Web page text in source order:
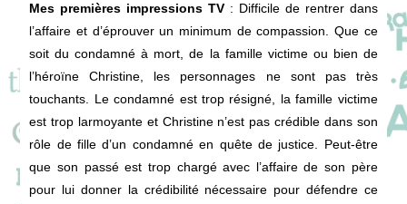
Mes premières impressions TV : Difficile de rentrer dans
l’affaire et d’éprouver un minimum de compassion. Que ce
soit du condamné à mort, de la famille victime ou bien de
l’héroïne Christine, les personnages ne sont pas très
touchants. Le condamné est trop résigné, la famille victime
est trop larmoyante et Christine n’est pas crédible dans son
rôle de fille d’un condamné en quête de justice. Peut-être
que son passé est trop chargé avec l’affaire de son père
pour lui donner la crédibilité nécessaire pour défendre ce